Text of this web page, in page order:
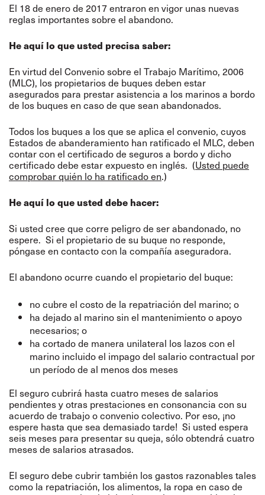
El 18 de enero de 2017 entraron en vigor unas nuevas
reglas importantes sobre el abandono.
He aquí lo que usted precisa saber:
En virtud del Convenio sobre el Trabajo Marítimo, 2006
(MLC), los propietarios de buques deben estar
asegurados para prestar asistencia a los marinos a bordo
de los buques en caso de que sean abandonados.
Todos los buques a los que se aplica el convenio, cuyos
Estados de abanderamiento han ratificado el MLC, deben
contar con el certificado de seguros a bordo y dicho
certificado debe estar expuesto en inglés. (Usted puede
comprobar quién lo ha ratificado en.)
He aquí lo que usted debe hacer:
Si usted cree que corre peligro de ser abandonado, no
espere. Si el propietario de su buque no responde,
póngase en contacto con la compañía aseguradora.
El abandono ocurre cuando el propietario del buque:
no cubre el costo de la repatriación del marino; o
ha dejado al marino sin el mantenimiento o apoyo
necesarios; o
ha cortado de manera unilateral los lazos con el
marino incluido el impago del salario contractual por
un período de al menos dos meses
El seguro cubrirá hasta cuatro meses de salarios
pendientes y otras prestaciones en consonancia con su
acuerdo de trabajo o convenio colectivo. Por eso, ¡no
espere hasta que sea demasiado tarde! Si usted espera
seis meses para presentar su queja, sólo obtendrá cuatro
meses de salarios atrasados.
El seguro debe cubrir también los gastos razonables tales
como la repatriación, los alimentos, la ropa en caso de